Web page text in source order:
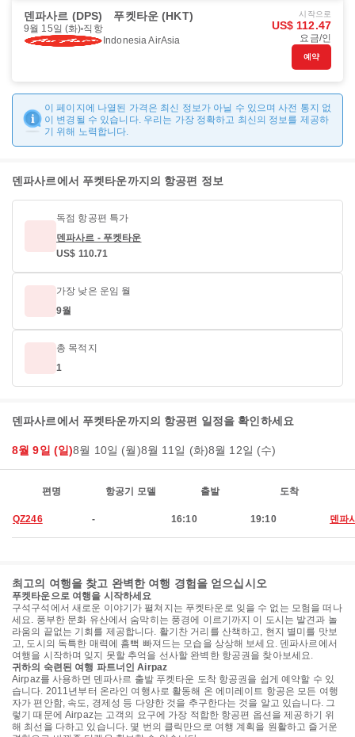
덴파사르 (DPS) 푸켓타운 (HKT)
9월 15일 (화) 직항
Indonesia AirAsia
시작으로
US$ 112.47
요금/인
예약
이 페이지에 나열된 가격은 최신 정보가 아닐 수 있으며 사전 통지 없
이 변경될 수 있습니다. 우리는 가장 정확하고 최신의 정보를 제공하
기 위해 노력합니다.
덴파사르에서 푸켓타운까지의 항공편 정보
독점 항공편 특가
덴파사르 - 푸켓타운
US$ 110.71
가장 낮은 운임 월
9월
총 목적지
1
덴파사르에서 푸켓타운까지의 항공편 일정을 확인하세요
8월 9일 (일)8월 10일 (월)8월 11일 (화)8월 12일 (수)
편명 항공기 모델 출발 도착
QZ246 - 16:10 19:10 덴파
최고의 여행을 찾고 완벽한 여행 경험을 얻으십시오
푸켓타운으로 여행을 시작하세요
구석구석에서 새로운 이야기가 펼쳐지는 푸켓타운로 잊을 수 없는 모험을 떠나
세요. 풍부한 문화 유산에서 숨막히는 풍경에 이르기까지 이 도시는 발견과 놀
라움의 끝없는 기회를 제공합니다. 활기찬 거리를 산책하고, 현지 별미를 맛보
고, 도시의 독특한 매력에 흠뻑 빠져드는 모습을 상상해 보세요. 덴파사르에서
여행을 시작하며 잊지 못할 추억을 선사할 완벽한 항공권을 찾아보세요.
귀하의 숙련된 여행 파트너인 Airpaz
Airpaz를 사용하면 덴파사르 출발 푸켓타운 도착 항공권을 쉽게 예약할 수 있
습니다. 2011년부터 온라인 여행사로 활동해 온 에미레이트 항공은 모든 여행
자가 편안함, 속도, 경제성 등 다양한 것을 추구한다는 것을 알고 있습니다. 그
렇기 때문에 Airpaz는 고객의 요구에 가장 적합한 항공편 옵션을 제공하기 위
해 최선을 다하고 있습니다. 몇 번의 클릭만으로 여행 계획을 원활하고 즐거운